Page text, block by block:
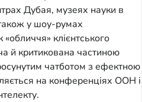
Дубая, музеях науки в
у шоу-румах
клієнтського
й критикована частиною
чатботом з ефектною
на конференціях ООН і